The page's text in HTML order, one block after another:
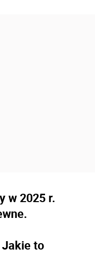
w 2025 r.
Jakie to